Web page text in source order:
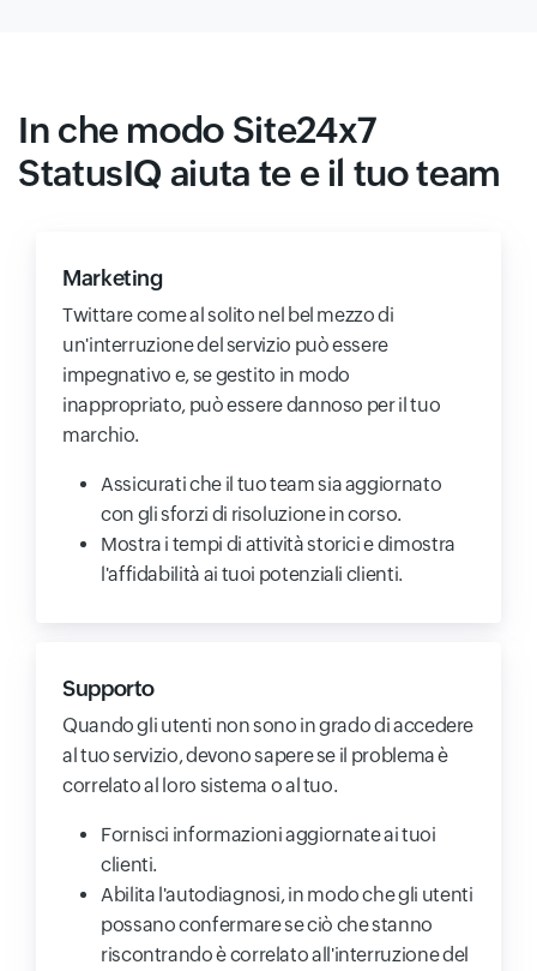
In che modo Site24x7
StatusIQ aiuta te e il tuo team
Marketing
Twittare come al solito nel bel mezzo di
un'interruzione del servizio può essere
impegnativo e, se gestito in modo
inappropriato, può essere dannoso per il tuo
marchio.
Assicurati che il tuo team sia aggiornato
con gli sforzi di risoluzione in corso.
Mostra i tempi di attività storici e dimostra
l'affidabilità ai tuoi potenziali clienti.
Supporto
Quando gli utenti non sono in grado di accedere
al tuo servizio, devono sapere se il problema è
correlato al loro sistema o al tuo.
Fornisci informazioni aggiornate ai tuoi
clienti.
Abilita l'autodiagnosi, in modo che gli utenti
possano confermare se ciò che stanno
riscontrando è correlato all'interruzione del